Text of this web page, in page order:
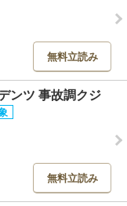
無料立読み
ンツ 事故調クジ
無料立読み